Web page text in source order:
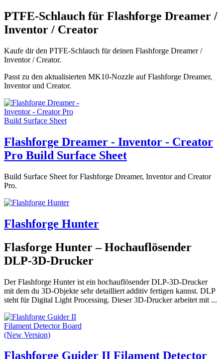
PTFE-Schlauch für Flashforge Dreamer /
Inventor / Creator
Kaufe dir den PTFE-Schlauch für deinen Flashforge Dreamer /
Inventor / Creator.
Passt zu den aktualisierten MK10-Nozzle auf Flashforge Dreamer,
Inventor und Creator.
Flashforge Dreamer - Inventor - Creator
Pro Build Surface Sheet
Build Surface Sheet for Flashforge Dreamer, Inventor and Creator
Pro.
Flashforge Hunter
Flasforge Hunter – Hochauflösender
DLP-3D-Drucker
Der Flashforge Hunter ist ein hochauflösender DLP-3D-Drucker
mit dem du 3D-Objekte sehr detailliert additiv fertigen kannst. DLP
steht für Digital Light Processing. Dieser 3D-Drucker arbeitet mit ...
Flashforge Guider II Filament Detector